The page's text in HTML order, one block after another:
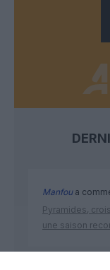
Manfoua
Pyramides,
une saison